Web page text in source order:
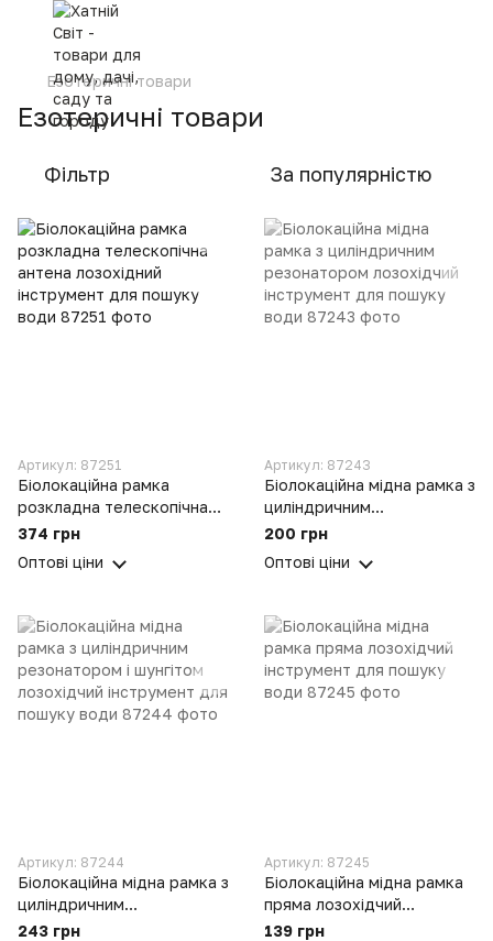
Езотеричні товари
Езотеричні товари
Фільтр За популярністю
Артикул: 87251
Біолокаційна рамка
розкладна телескопічна
антена лозохідний
води
374 грн
Оптові ціни
Артикул: 87243
Біолокаційна мідна рамка з
циліндричним
резонатором лозохідчий
води
200 грн
Оптові ціни
Артикул: 87244
Біолокаційна мідна рамка з
циліндричним
резонатором і шунгітом
243 грн
Артикул: 87245
Біолокаційна мідна рамка
пряма лозохідчий
інструмент для пошуку
139 грн